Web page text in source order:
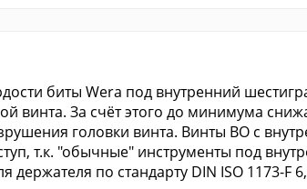
биты Wera под внутренний
винта. За счёт этого до минимума
головки винта. Винты BO с
т.к. "обычные" инструменты под
держателя по стандарту DIN ISO 1173-F